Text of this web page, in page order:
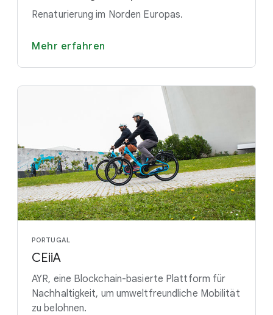
Renaturierung im Norden Europas.
Mehr erfahren
PORTUGAL
CEiiA
AYR, eine Blockchain-basierte Plattform für
Nachhaltigkeit, um umweltfreundliche Mobilität
zu belohnen.